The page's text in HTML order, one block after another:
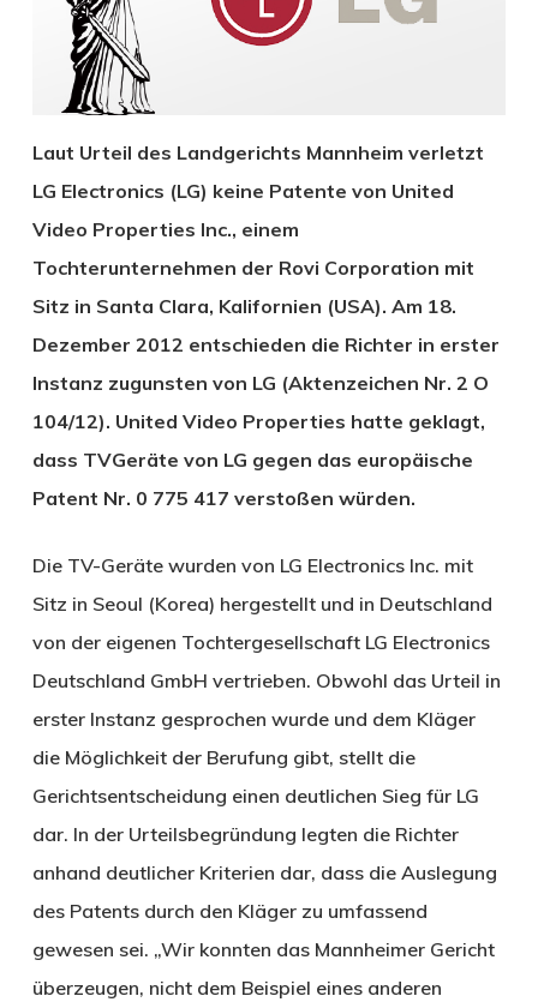
Laut Urteil des Landgerichts Mannheim verletzt
LG Electronics (LG) keine Patente von United
Video Properties Inc., einem
Tochterunternehmen der Rovi Corporation mit
Sitz in Santa Clara, Kalifornien (USA). Am 18.
Dezember 2012 entschieden die Richter in erster
Instanz zugunsten von LG (Aktenzeichen Nr. 2 O
104/12). United Video Properties hatte geklagt,
dass TVGeräte von LG gegen das europäische
Patent Nr. 0 775 417 verstoßen würden.
Die TV-Geräte wurden von LG Electronics Inc. mit
Sitz in Seoul (Korea) hergestellt und in Deutschland
von der eigenen Tochtergesellschaft LG Electronics
Deutschland GmbH vertrieben. Obwohl das Urteil in
erster Instanz gesprochen wurde und dem Kläger
die Möglichkeit der Berufung gibt, stellt die
Gerichtsentscheidung einen deutlichen Sieg für LG
dar. In der Urteilsbegründung legten die Richter
anhand deutlicher Kriterien dar, dass die Auslegung
des Patents durch den Kläger zu umfassend
gewesen sei. „Wir konnten das Mannheimer Gericht
überzeugen, nicht dem Beispiel eines anderen